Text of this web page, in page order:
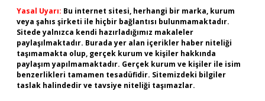
Yasal Uyarı: Bu internet sitesi, herhangi bir marka, kurum
veya şahıs şirketi ile hiçbir bağlantısı bulunmamaktadır.
Sitede yalnızca kendi hazırladığımız makaleler
paylaşılmaktadır. Burada yer alan içerikler haber niteliği
taşımamakta olup, gerçek kurum ve kişiler hakkında
paylaşım yapılmamaktadır. Gerçek kurum ve kişiler ile isim
benzerlikleri tamamen tesadüfidir. Sitemizdeki bilgiler
taslak halindedir ve tavsiye niteliği taşımazlar.